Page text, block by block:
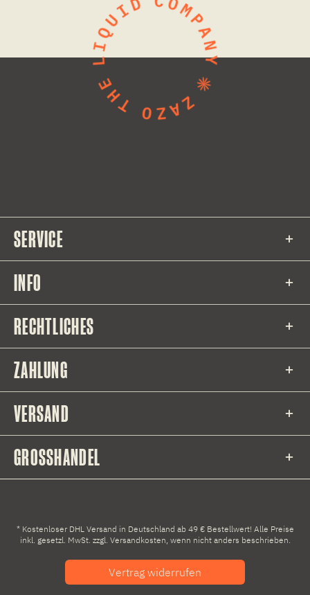
SERVICE
INFO
RECHTLICHES
ZAHLUNG
VERSAND
GROSSHANDEL
* Kostenloser DHL Versand in Deutschland ab 49 € Bestellwert! Alle Preise
inkl. gesetzl. MwSt. zzgl. Versandkosten , wenn nicht anders beschrieben.
Vertrag widerrufen